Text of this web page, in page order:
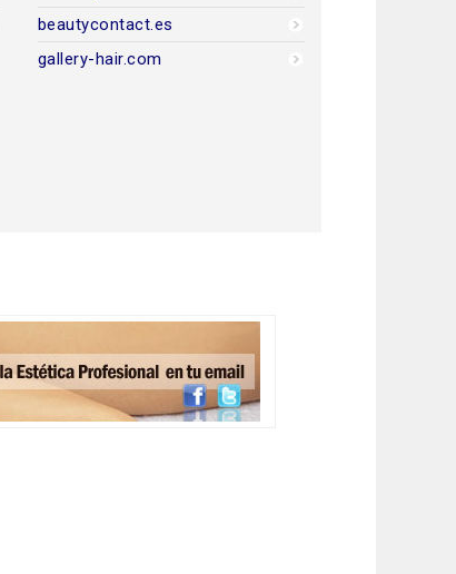
beautycontact.es
gallery-hair.com